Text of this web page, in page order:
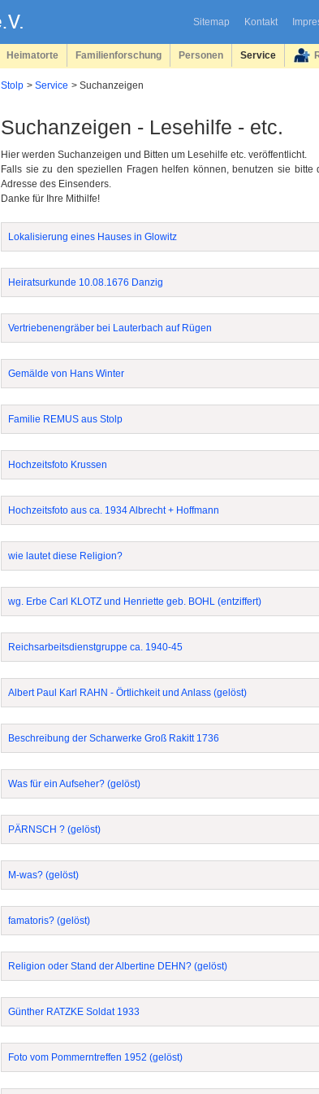
Sitemap Kontakt
Heimatorte Familienforschung Personen Service
Stolp Service Suchanzeigen
Suchanzeigen - Lesehilfe - etc.
Hier werden Suchanzeigen und Bitten um Lesehilfe etc. veröffentlicht.
Falls sie zu den speziellen Fragen helfen können, benutzen sie
Adresse des Einsenders.
Danke für Ihre Mithilfe!
Lokalisierung eines Hauses in Glowitz
Heiratsurkunde 10.08.1676 Danzig
Vertriebenengräber bei Lauterbach auf Rügen
Gemälde von Hans Winter
Familie REMUS aus Stolp
Hochzeitsfoto Krussen
Hochzeitsfoto aus ca. 1934 Albrecht + Hoffmann
wie lautet diese Religion?
wg. Erbe Carl KLOTZ und Henriette geb. BOHL (entziffert)
Reichsarbeitsdienstgruppe ca. 1940-45
Albert Paul Karl RAHN - Örtlichkeit und Anlass (gelöst)
Beschreibung der Scharwerke Groß Rakitt 1736
Was für ein Aufseher? (gelöst)
PÄRNSCH ? (gelöst)
M-was? (gelöst)
famatoris? (gelöst)
Religion oder Stand der Albertine DEHN? (gelöst)
Günther RATZKE Soldat 1933
Foto vom Pommerntreffen 1952 (gelöst)